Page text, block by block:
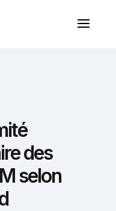
des
selon